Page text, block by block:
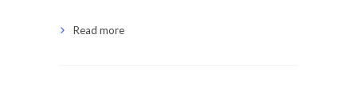
Read more